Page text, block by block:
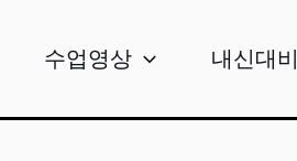
수업영상 내신대비